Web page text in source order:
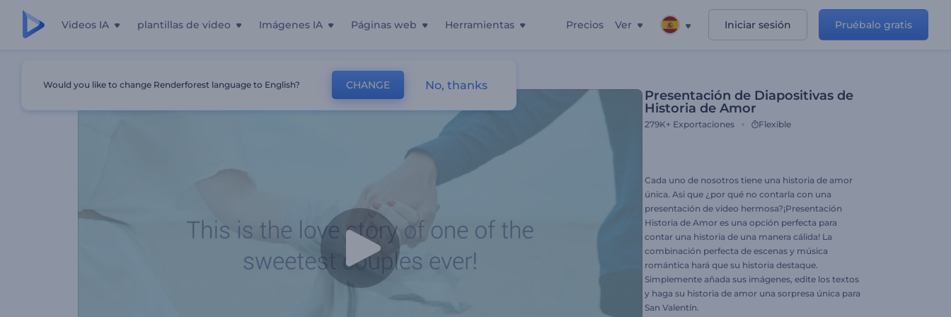
Videos IA plantillas de video Imágenes IA Páginas web Herramientas Precios Ver Iniciar sesión Pruébalo gratis
Presentación De Diapositivas De Historia De Amor
Presentación de Diapositivas de
Historia de Amor
279K+ Exportaciones Flexible
Cada uno de nosotros tiene una historia de amor
única. Asi que ¿por qué no contarla con una
presentación de video hermosa?¡Presentación
Historia de Amor es una opción perfecta para
contar una historia de una manera cálida! La
combinación perfecta de escenas y música
romántica hará que su historia destaque.
Simplemente añada sus imágenes, edite los textos
y haga su historia de amor una sorpresa única para
San Valentín.
Would you like to change Renderforest language to English? CHANGE No, thanks